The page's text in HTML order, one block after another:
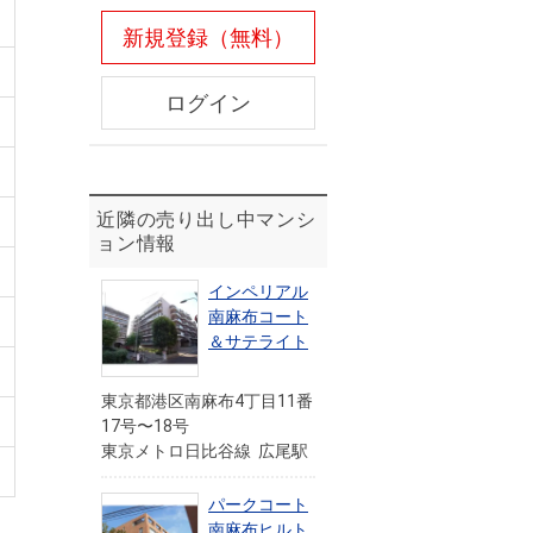
新規登録（無料）
ログイン
近隣の売り出し中マンシ
ョン情報
インペリアル
南麻布コート
＆サテライト
東京都港区南麻布4丁目11番
17号〜18号
東京メトロ日比谷線 広尾駅
パークコート